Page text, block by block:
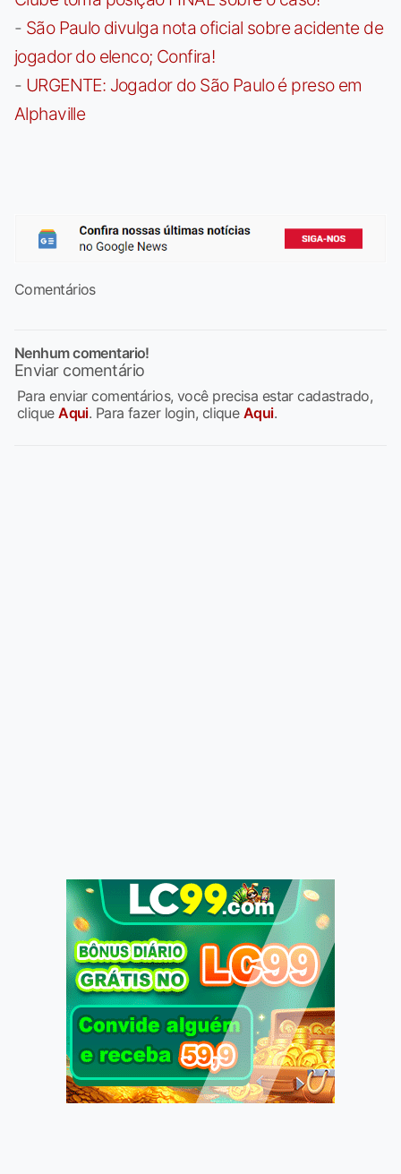
- São Paulo divulga nota oficial sobre acidente de
jogador do elenco; Confira!
- URGENTE: Jogador do São Paulo é preso em
Alphaville
Comentários
Nenhum comentario!
Enviar comentário
Para enviar comentários, você precisa estar cadastrado,
cliqueAqui. Para fazer login, clique Aqui.